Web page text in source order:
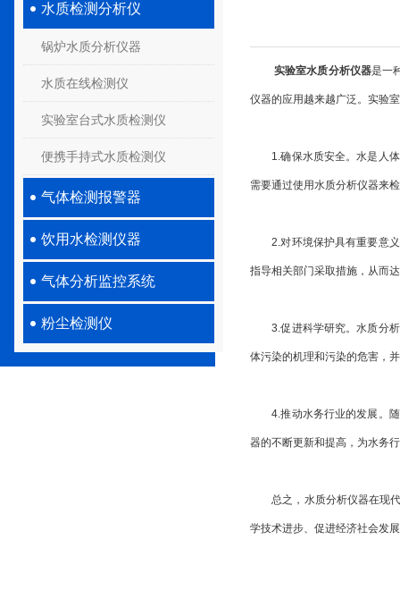
水质检测分析仪
锅炉水质分析仪器
水质在线检测仪
实验室台式水质检测仪
便携手持式水质检测仪
气体检测报警器
饮用水检测仪器
气体分析监控系统
粉尘检测仪
实验室水质分析仪器是一
仪器的应用越来越广泛。实验
1.确保水质安全。水是人体
需要通过使用水质分析仪器来
2.对环境保护具有重要意义
指导相关部门采取措施，从而
3.促进科学研究。水质分析
体污染的机理和污染的危害，
4.推动水务行业的发展。随
器的不断更新和提高，为水务
总之，水质分析仪器在现代
学技术进步、促进经济社会发